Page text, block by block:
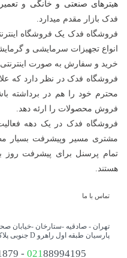
تاریخچه و هدف برند
شرکت صنایع برودتی نوین با نام
تجهیزات سرمایشی و برودتی
ابتدای فعالیت خود مأموریتش را
استانداردهای جهانی قرار داده و
از بازار داخلی را در اختیار گیرد.
هدف اصلی برند توان سرد، خودکفایی
وابستگی به محصولات خارجی است.
محصولات توان سرد نوین با استفاده
پوشش می‌دهند. این شرکت در زمینه
هیترهای صنعتی و خانگی و
فدک بازار مقدم میدارد.
فروشگاه فدک یک فروشگاه
انواع تجهیزات سرمایشی و
خرید و سفارش به صورت اینترنتی
فروشگاه فدک در نظر دارد که
محترم خود را هم در برداشته
فروش محصولات را ارئه دهد.
فروشگاه فدک در یک دهه
مشتری مسیر وپیشرفت بسیار
تمام پرسنل برای پیشرفت
هستند.
تماس با ما
تهران - صادقیه -ستارخان -خیابان
پارسیان طبقه اول راهرو D جنوبی پلاک 314
88994195 - 09124991879